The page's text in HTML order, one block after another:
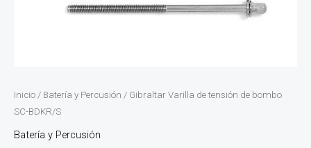
Inicio / Batería y Percusión / Gibraltar Varilla de tensión de bombo
SC-BDKR/S
Batería y Percusión
cantidad